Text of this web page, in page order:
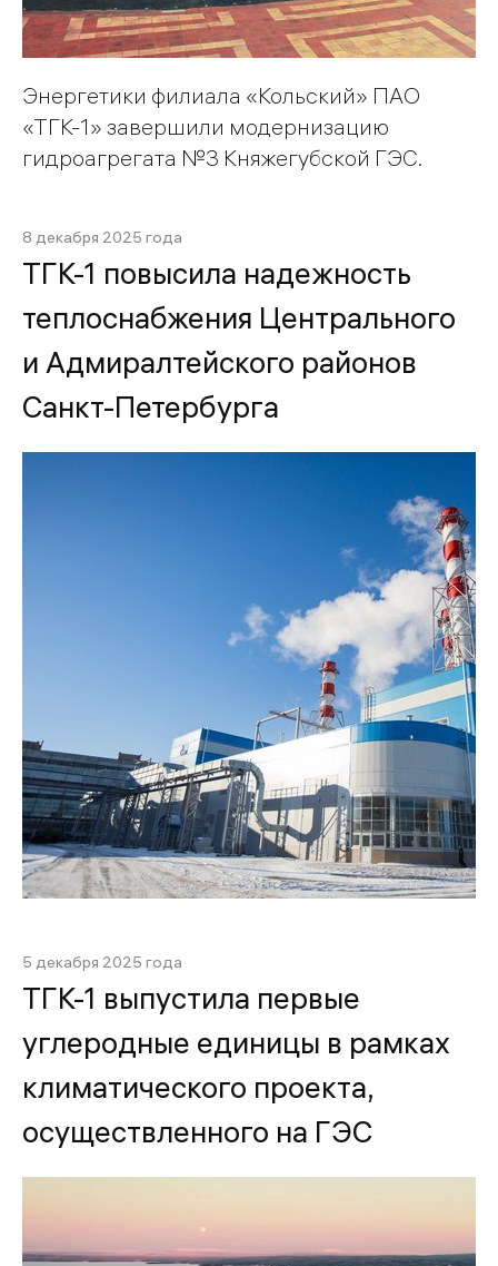
Энергетики филиала «Кольский» ПАО
«ТГК-1» завершили модернизацию
гидроагрегата №3 Княжегубской ГЭС.
8 декабря 2025 года
ТГК-1 повысила надежность
теплоснабжения Центрального
и Адмиралтейского районов
Санкт-Петербурга
5 декабря 2025 года
ТГК-1 выпустила первые
углеродные единицы в рамках
климатического проекта,
осуществленного на ГЭС